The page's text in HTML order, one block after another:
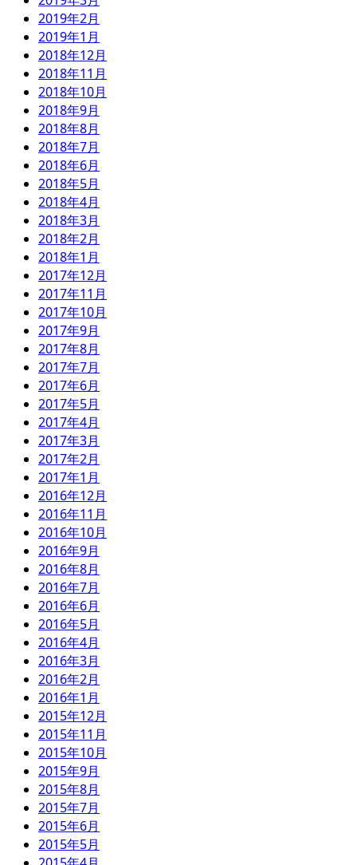
2019年2月
2019年1月
2018年12月
2018年11月
2018年10月
2018年9月
2018年8月
2018年7月
2018年6月
2018年5月
2018年4月
2018年3月
2018年2月
2018年1月
2017年12月
2017年11月
2017年10月
2017年9月
2017年8月
2017年7月
2017年6月
2017年5月
2017年4月
2017年3月
2017年2月
2017年1月
2016年12月
2016年11月
2016年10月
2016年9月
2016年8月
2016年7月
2016年6月
2016年5月
2016年4月
2016年3月
2016年2月
2016年1月
2015年12月
2015年11月
2015年10月
2015年9月
2015年8月
2015年7月
2015年6月
2015年5月